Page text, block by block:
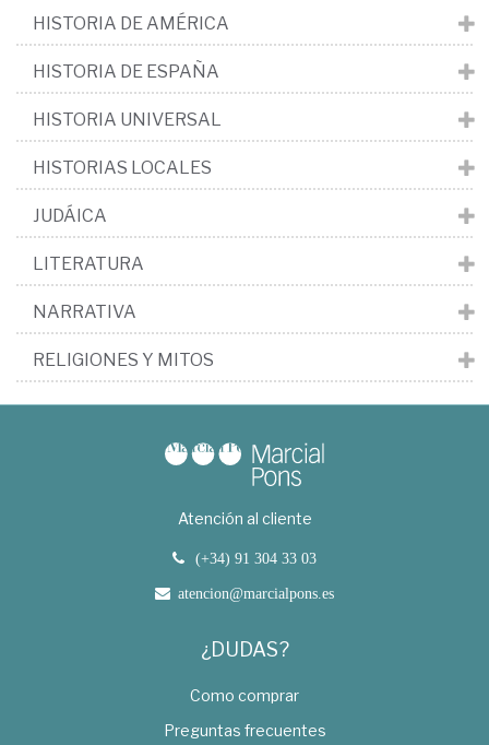
HISTORIA DE AMÉRICA
HISTORIA DE ESPAÑA
HISTORIA UNIVERSAL
HISTORIAS LOCALES
JUDÁICA
LITERATURA
NARRATIVA
RELIGIONES Y MITOS
Atención al cliente
(+34) 91 304 33 03
atencion@marcialpons.es
¿DUDAS?
Como comprar
Preguntas frecuentes